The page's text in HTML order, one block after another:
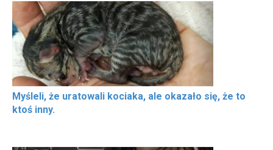
Myśleli, że uratowali kociaka, ale okazało się, że to
ktoś inny.